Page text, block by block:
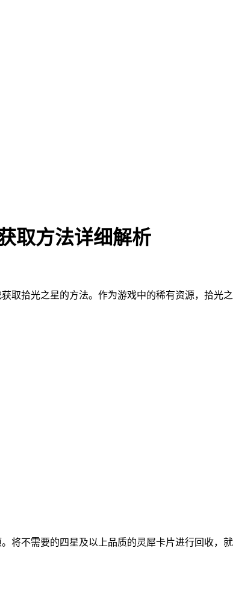
取方法详细解析
取拾光之星的方法。作为游戏中的稀有资源，拾光
将不需要的四星及以上品质的灵犀卡片进行回收，